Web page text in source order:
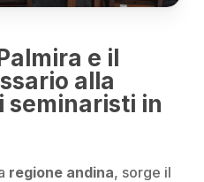
e il
alla
seminaristi in
regione andina, sorge il